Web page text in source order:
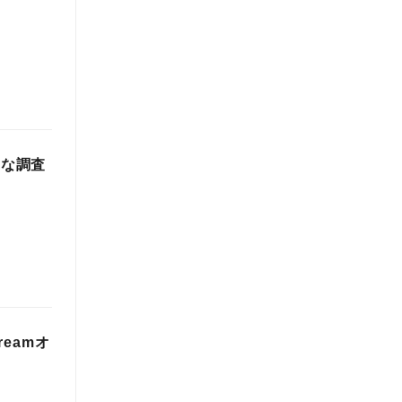
調査
オ